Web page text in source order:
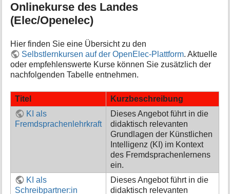
Onlinekurse des Landes
(Elec/Openelec)
Hier finden Sie eine Übersicht zu den
Selbstlernkursen auf der OpenElec-Plattform. Aktuelle
oder empfehlenswerte Kurse können Sie zusätzlich der
nachfolgenden Tabelle entnehmen.
Titel
Kurzbeschreibung
KI als
Fremdsprachenlehrkraft
Dieses Angebot führt in die
didaktisch relevanten
Grundlagen der Künstlichen
Intelligenz (KI) im Kontext
des Fremdsprachenlernens
ein.
KI als
Schreibpartner:in
Dieses Angebot führt in die
didaktisch relevanten